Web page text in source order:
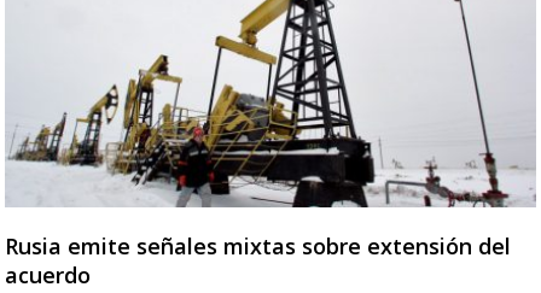
Rusia emite señales mixtas sobre extensión del
acuerdo